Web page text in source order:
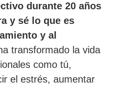
durante 20 años
y sé lo que es
y al
transformado la vida
como tú,
el estrés, aumentar